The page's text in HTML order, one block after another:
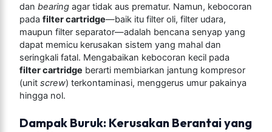
danbearing agar tidak aus prematur. Namun, kebocoran
padafilter cartridge—baik itu filter oli, filter udara,
maupun filter separator—adalah bencana senyap yang
dapat memicu kerusakan sistem yang mahal dan
seringkali fatal. Mengabaikan kebocoran kecil pada
filter cartridge berarti membiarkan jantung kompresor
(unitscrew) terkontaminasi, menggerus umur pakainya
hingga nol.
Dampak Buruk: Kerusakan Berantai yang